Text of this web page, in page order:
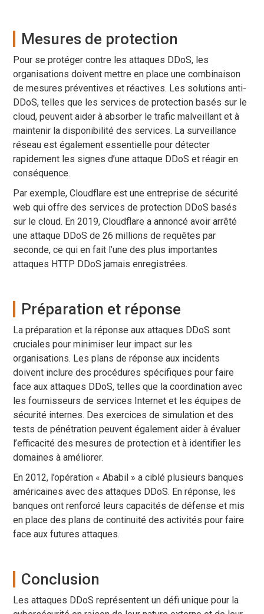
Mesures de protection
Pour se protéger contre les attaques DDoS, les
organisations doivent mettre en place une combinaison
de mesures préventives et réactives. Les solutions anti-
DDoS, telles que les services de protection basés sur le
cloud, peuvent aider à absorber le trafic malveillant et à
maintenir la disponibilité des services. La surveillance
réseau est également essentielle pour détecter
rapidement les signes d’une attaque DDoS et réagir en
conséquence.
Par exemple, Cloudflare est une entreprise de sécurité
web qui offre des services de protection DDoS basés
sur le cloud. En 2019, Cloudflare a annoncé avoir arrêté
une attaque DDoS de 26 millions de requêtes par
seconde, ce qui en fait l’une des plus importantes
attaques HTTP DDoS jamais enregistrées.
Préparation et réponse
La préparation et la réponse aux attaques DDoS sont
cruciales pour minimiser leur impact sur les
organisations. Les plans de réponse aux incidents
doivent inclure des procédures spécifiques pour faire
face aux attaques DDoS, telles que la coordination avec
les fournisseurs de services Internet et les équipes de
sécurité internes. Des exercices de simulation et des
tests de pénétration peuvent également aider à évaluer
l’efficacité des mesures de protection et à identifier les
domaines à améliorer.
En 2012, l’opération « Ababil » a ciblé plusieurs banques
américaines avec des attaques DDoS. En réponse, les
banques ont renforcé leurs capacités de défense et mis
en place des plans de continuité des activités pour faire
face aux futures attaques.
Conclusion
Les attaques DDoS représentent un défi unique pour la